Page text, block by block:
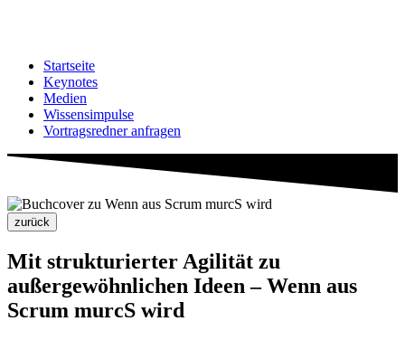
Startseite
Keynotes
Medien
Wissensimpulse
Vortragsredner anfragen
Mit strukturierter Agilität zu
außergewöhnlichen Ideen – Wenn aus
Scrum murcS wird